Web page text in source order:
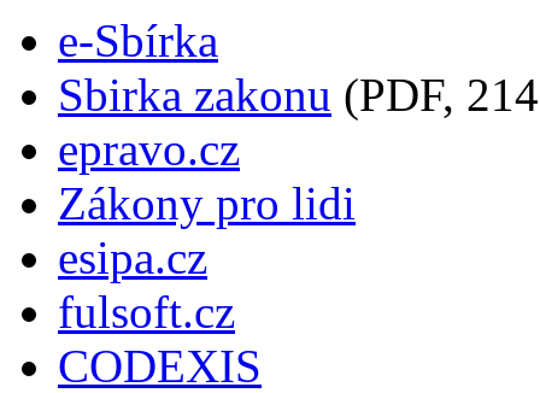
e-Sbírka
Sbirka zakonu (PDF,
epravo.cz
Zákony pro lidi
esipa.cz
fulsoft.cz
CODEXIS